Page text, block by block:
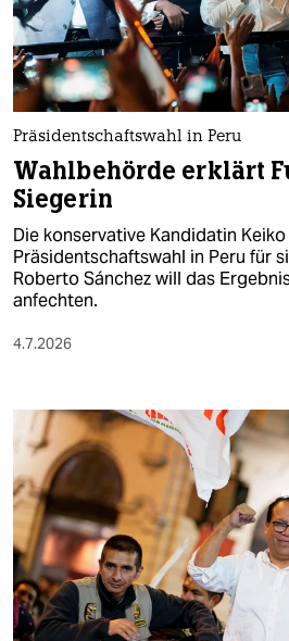
nord
wahrheit
verlag
verlag
veranstaltungen
shop
abo
genossenschaft
epaper login
Präsidentschaftswahl in Peru
Wahlbehörde erklärt
Siegerin
Die konservative Kandidatin
Präsidentschaftswahl in Peru für
Roberto Sánchez will das
anfechten.
4.7.2026